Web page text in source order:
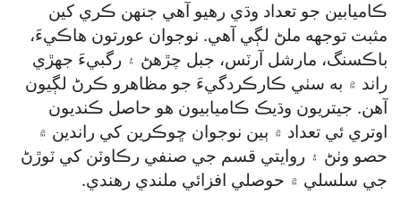
ڪاميابين جو تعداد وڌي رهيو آهي جنهن ڪري کين
مثبت توجهه ملڻ لڳي آهي. نوجوان عورتون هاڪيءَ،
باڪسنگ، مارشل آرٽس، جبل چڙهڻ ۽ رگبيءَ جهڙي
راند ۾ به سٺي ڪارڪردگيءَ جو مظاهرو ڪرڻ لڳيون
آهن. جيتريون وڌيڪ ڪاميابيون هو حاصل ڪنديون
اوتري ئي تعداد ۾ ٻين نوجوان ڇوڪرين کي راندين ۾
حصو وٺڻ ۽ روايتي قسم جي صنفي رڪاوٽن کي ٽوڙڻ
جي سلسلي ۾ حوصلي افزائي ملندي رهندي.